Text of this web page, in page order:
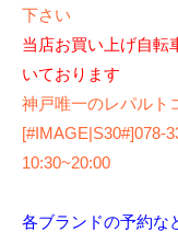
下さい
当店お買い上げ自転
いております
神戸唯一のレパルト
[#IMAGE|S30#]078-
10:30~20:00
各ブランドの予約な